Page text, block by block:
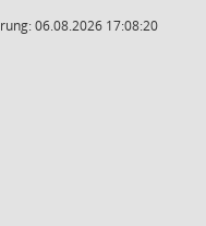
06.08.2026 17:08:20